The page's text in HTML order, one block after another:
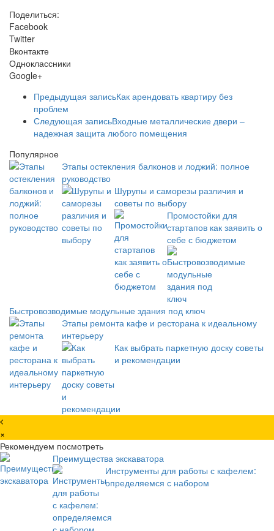
Поделиться:
Facebook
Twitter
Вконтакте
Одноклассники
Google+
Предыдущая записьКак арендовать квартиру без
проблем
Следующая записьВходные металлические двери –
надежная защита любого помещения
Популярное
Этапы остекления балконов и лоджий: полное
руководство
Шурупы и саморезы различия и
советы по выбору
Промостойки для
стартапов как заявить о
себе с бюджетом
Быстровозводимые модульные здания под ключ
Этапы ремонта кафе и ресторана к идеальному
интерьеру
Как выбрать паркетную доску советы
и рекомендации
×
Рекомендуем посмотреть
Преимущества экскаватора
Инструменты для работы с кафелем:
определяемся с набором